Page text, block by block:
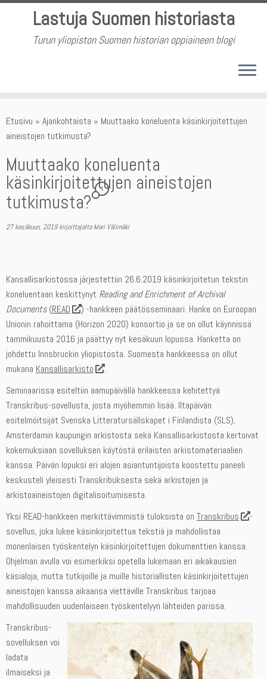
Skip
Lastuja Suomen historiasta
Turun yliopiston Suomen historian oppiaineen blogi
Etusivu » Ajankohtaista » Muuttaako koneluenta käsinkirjoitettujen
aineistojen tutkimusta?
Muuttaako koneluenta
käsinkirjoitettujen aineistojen
tutkimusta?
1
27 kesäkuun, 2019 kirjoittajaltaMari Välimäki
Kansallisarkistossa järjestettiin 26.6.2019 käsinkirjoitetun tekstin
koneluentaan keskittynyt Reading and Enrichment of Archival
Documents(READ
) -hankkeen päätösseminaari. Hanke on Euroopan
Unionin rahoittama (Horizon 2020) konsortio ja se on ollut käynnissä
tammikuusta 2016 ja päättyy nyt kesäkuun lopussa. Hanketta on
johdettu Innsbruckin yliopistosta. Suomesta hankkeessa on ollut
mukana Kansallisarkisto
.
Seminaarissa esiteltiin aamupäivällä hankkeessa kehitettyä
Transkribus-sovellusta, josta myöhemmin lisää. Iltapäivän
esitelmöitsijät Svenska Litteratursällskapet i Finlandista (SLS),
Amsterdamin kaupungin arkistosta sekä Kansallisarkistosta kertoivat
kokemuksiaan sovelluksen käytöstä erilaisten arkistomateriaalien
kanssa. Päivän lopuksi eri alojen asiantuntijoista koostettu paneeli
keskusteli yleisesti Transkribuksesta sekä arkistojen ja
arkistoaineistojen digitalisoitumisesta.
Yksi READ-hankkeen merkittävimmistä tuloksista on Transkribus
-
sovellus, joka lukee käsinkirjoitettua tekstiä ja mahdollistaa
monenlaisen työskentelyn käsinkirjoitettujen dokumenttien kanssa.
Ohjelman avulla voi esimerkiksi opetella lukemaan eri aikakausien
käsialoja, mutta tutkijoille ja muille historiallisten käsinkirjoitettujen
aineistojen kanssa aikaansa viettäville Transkribus tarjoaa
mahdollisuuden uudenlaiseen työskentelyyn lähteiden parissa.
Transkribus-
sovelluksen voi
ladata
ilmaiseksi ja